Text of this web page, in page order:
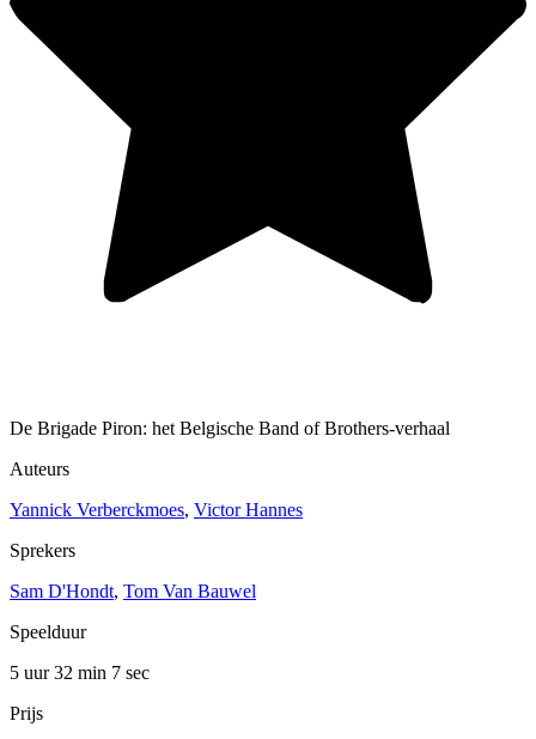
De Brigade Piron: het Belgische Band of Brothers-verhaal
Auteurs
Yannick Verberckmoes, Victor Hannes
Sprekers
Sam D'Hondt, Tom Van Bauwel
Speelduur
5 uur 32 min 7 sec
Prijs